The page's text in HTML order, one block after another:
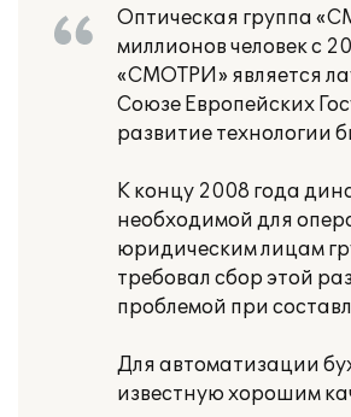
Оптическая группа
миллионов человек с
«СМОТРИ» является
Союзе Европейских
развитие технологии
К концу 2008 года
необходимой для
юридическим лицам
требовал сбор этой
проблемой при
Для автоматизации
известную хорошим